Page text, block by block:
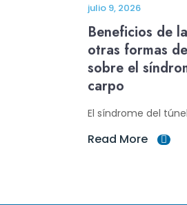
julio 9, 2026
Beneficios de
otras formas
sobre el
carpo
El síndrome del
Read More